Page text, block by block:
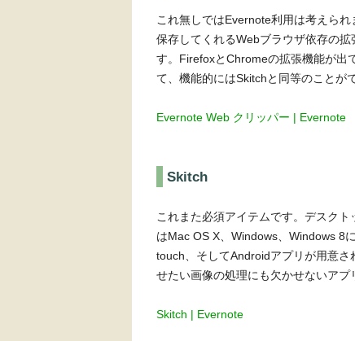
これ無しではEvernote利用は考えら
保存してくれるWebブラウザ依存の
す。FirefoxとChromeの拡張機能が出
て、機能的にはSkitchと同等のことが
Evernote Web クリッパー | Evernote
Skitch
これまた必須アイテムです。デスク
はMac OS X、Windows、Windows 8
touch、そしてAndroidアプリが用意
せたい画像の処理にも欠かせないアプ
Skitch | Evernote